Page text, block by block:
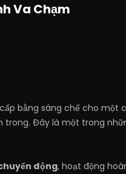
Va Chạm
bằng sáng chế cho một
Đây là một trong
động, hoạt động